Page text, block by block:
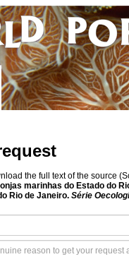
the full text of the source
marinhas do Estado do
Rio de Janeiro. Série